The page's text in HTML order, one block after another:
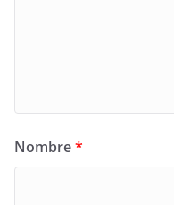
Nombre*